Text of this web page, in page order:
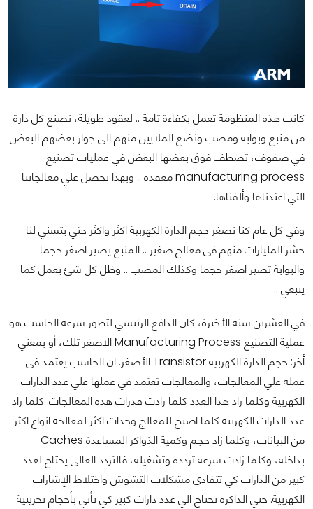
كانت هذه المنظومة تعمل بكفاءة تامة .. لعقود طويلة، نصنع كل دارة
من منبع وبوابة ومصب ونضع الملايين منهم الي جوار بعضهم البعض
في صفوف، تصطف فوق بعضها البعض في عمليات تصنيع
manufacturing process معقدة .. وبهذا نحصل علي معالجاتنا
التي اعتدناها وألفناها.
وفي كل عام كنا نصغر حجم الدارة الكهربية اكثر واكثر حتي يتسني لنا
حشر المليارات منهم في معالج صغير .. المنبع يصير اصغر حجما
والبوابة تصير اصغر حجما وكذلك المصب .. وظل كل شئ يعمل كما
ينبغي ..
في العشرين سنة الأخيرة، كان الدافع الرئيسي لتطور سرعة الحاسب هو
عملية التصنيع Manufacturing Process الاصغر تلك، أو بمعني
أخر: حجم الدارة الكهربية Transistor الأصغر. ان الحاسب يعتمد في
عمله علي المعالجات، والمعالجات تعتمد في عملها علي عدد الدارات
الكهربية وكلما زاد هذا العدد كلما زادت قدرات هذه المعالجات. كلما زاد
عدد الدارات الكهربية كلما اصبح للمعالج وحدات اكثر لمعالجة انواع اكثر
من البيانات، وكلما زاد حجم وكمية الذواكر المساعدة Caches
بداخله، وكلما زادت سرعة تردده وتشغيله، فالتردد العالي يحتاج لعدد
كبير من الدارات كي تتفادي مشكلات التشوش واختلاط الإشارات
الكهربية. حتي الذاكرة تحتاج الي عدد دارات كبير كي تأتي بأحجام تخزينية